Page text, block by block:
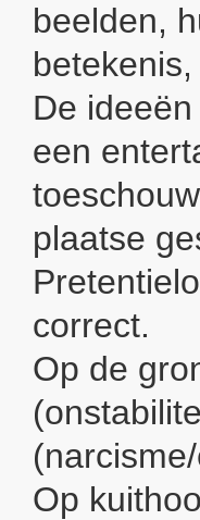
beelden,
De
een
plaatse
correct.
Op de
Op